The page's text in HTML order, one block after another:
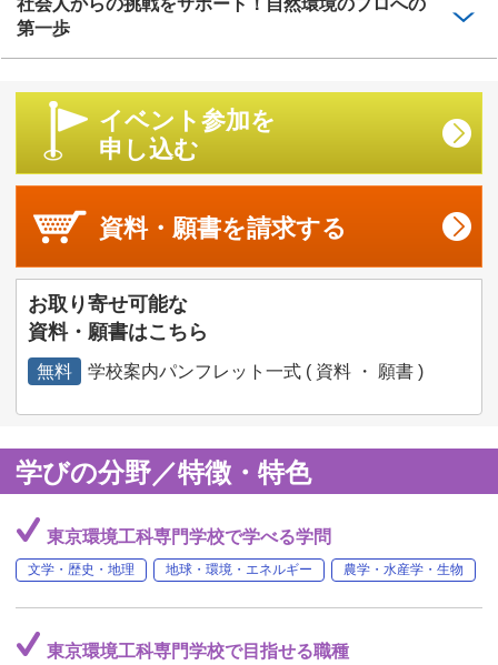
社会人からの挑戦をサポート！自然環境のプロへの
第一歩
イベント参加を
申し込む
資料・願書を請求する
お取り寄せ可能な
資料・願書はこちら
無料 学校案内パンフレット一式 ( 資料 ・ 願書 )
学びの分野／特徴・特色
東京環境工科専門学校で学べる学問
文学・歴史・地理 地球・環境・エネルギー 農学・水産学・生物
東京環境工科専門学校で目指せる職種